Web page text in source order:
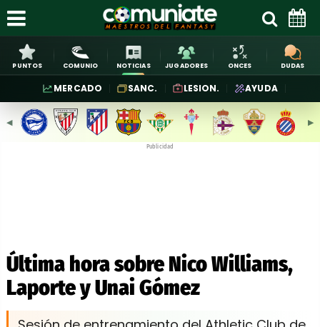
PUNTOS COMUNIO NOTICIAS JUGADORES ONCES DUDAS
MERCADO SANC. LESION. AYUDA
◀︎ ▶︎
Publicidad
Última hora sobre Nico Williams,
Laporte y Unai Gómez